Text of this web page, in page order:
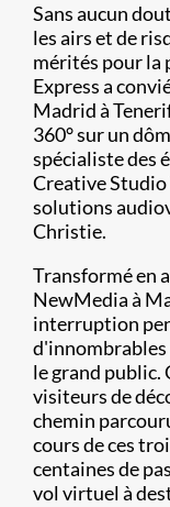
Sans aucun
les airs et de
mérités pour la
Express a
Madrid à
360° sur un
spécialiste des
Creative Studio
solutions
Christie.
Transformé en
NewMedia à
interruption
d'innombrables
le grand public.
visiteurs de
chemin
cours de ces
centaines de
vol virtuel à